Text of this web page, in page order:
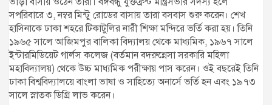
সপরিবারে ৩, নম্বর মিন্টু রোডের বাসায় তারা বসবাস শুরু করেন। শেখ
হাসিনাকে ঢাকা শহরে টিকাটুলির নারী শিক্ষা মন্দিরে ভর্তি করা হয়। তিনি
১৯৬৫ সালে আজিমপুর বালিকা বিদ্যালয় থেকে মাধ্যমিক, ১৯৬৭ সালে
ইন্টারমিডিয়েট গার্লস কলেজ (বর্তমান বদরুন্নেসা সরকারি মহিলা
মহাবিদ্যালয়) থেকে উচ্চ মাধ্যমিক পরীক্ষায় পাস করেন। ওই বছরেই তিনি
ঢাকা বিশ্ববিদ্যালয়ে বাংলা ভাষা ও সাহিত্যে অনার্সে ভর্তি হন এবং ১৯৭৩
সালে স্নাতক ডিগ্রি লাভ করেন।